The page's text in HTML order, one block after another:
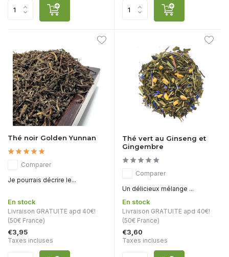
Thé noir Golden Yunnan
Comparer
Je pourrais décrire le...
En stock
Livraison GRATUITE apd 40€!
(50€ France)
€3,95
Taxes incluses
Thé vert au Ginseng et
Gingembre
Comparer
Un délicieux mélange ...
En stock
Livraison GRATUITE apd 40€!
(50€ France)
€3,60
Taxes incluses